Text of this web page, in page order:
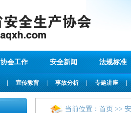
协会工作 安全新闻 法规标准
宣传教育 | 事故分析 | 专题讲座 |
当前位置： 首页 >>